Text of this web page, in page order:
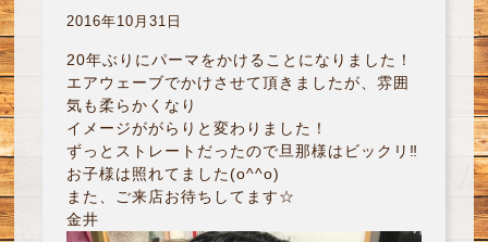
2016年10月31日
20年ぶりにパーマをかけることになりました！
エアウェーブでかけさせて頂きましたが、雰囲
気も柔らかくなり
イメージががらりと変わりました！
ずっとストレートだったので旦那様はビックリ‼︎
お子様は照れてました(o^^o)
また、ご来店お待ちしてます☆
金井